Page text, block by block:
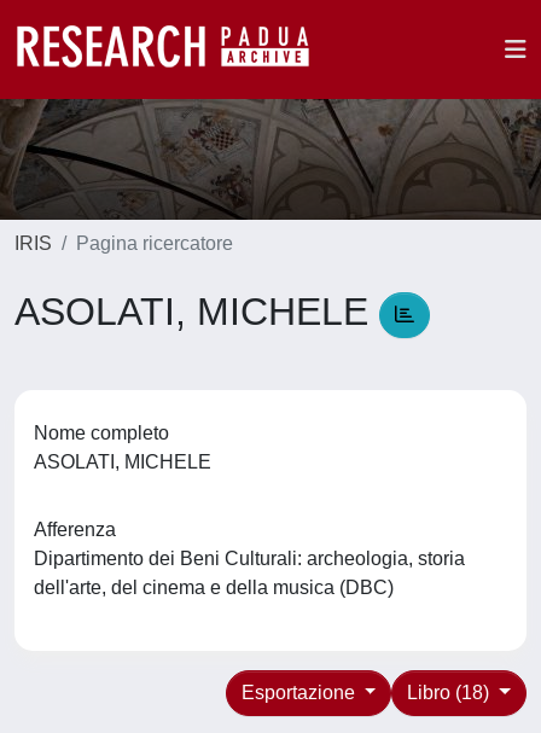
IRIS Pagina ricercatore
ASOLATI, MICHELE
Nome completo
ASOLATI, MICHELE
Afferenza
Dipartimento dei Beni Culturali: archeologia, storia
dell'arte, del cinema e della musica (DBC)
Libro (18)
Esportazione